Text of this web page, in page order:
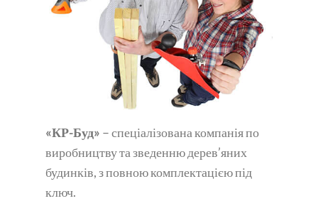
«КР-Буд» – спеціалізована компанія по
виробництву та зведенню дерев’яних
будинків, з повною комплектацією під
ключ.